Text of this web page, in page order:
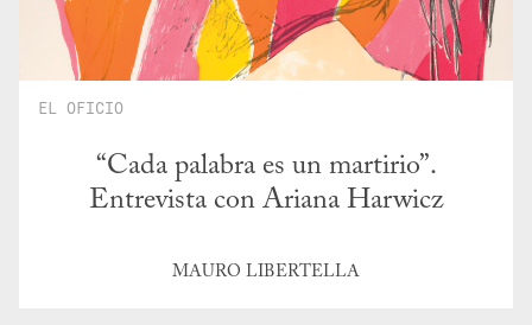
EL OFICIO
“Cada palabra es un martirio”.
Entrevista con Ariana Harwicz
MAURO LIBERTELLA